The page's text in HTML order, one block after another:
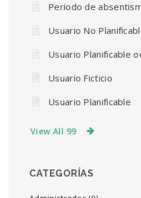
Periodo de
Usuario No
Usuario Planificable
Usuario Ficticio
Usuario Planificable
View All 99
CATEGORÍAS